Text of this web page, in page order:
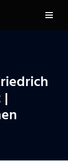
|